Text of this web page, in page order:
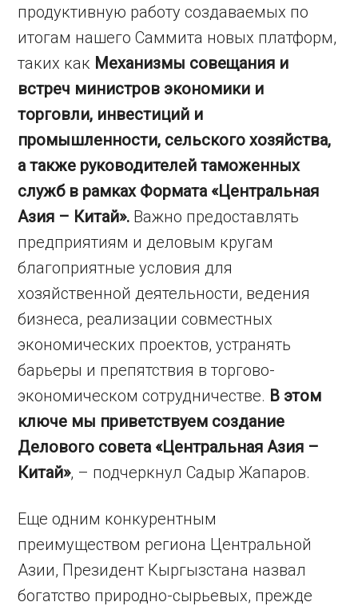
продуктивную работу создаваемых по
итогам нашего Саммита новых платформ,
таких как Механизмы совещания и
встреч министров экономики и
торговли, инвестиций и
промышленности, сельского хозяйства,
а также руководителей таможенных
служб в рамках Формата «Центральная
Азия – Китай». Важно предоставлять
предприятиям и деловым кругам
благоприятные условия для
хозяйственной деятельности, ведения
бизнеса, реализации совместных
экономических проектов, устранять
барьеры и препятствия в торгово-
экономическом сотрудничестве. В этом
ключе мы приветствуем создание
Делового совета «Центральная Азия –
Китай», – подчеркнул Садыр Жапаров.
Еще одним конкурентным
преимуществом региона Центральной
Азии, Президент Кыргызстана назвал
богатство природно-сырьевых, прежде